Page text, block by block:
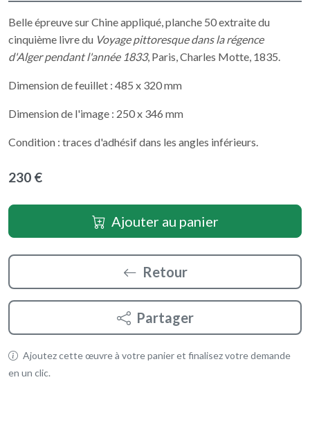
Belle épreuve sur Chine appliqué, planche 50 extraite du
cinquième livre du Voyage pittoresque dans la régence
d'Alger pendant l'année 1833, Paris, Charles Motte, 1835.
Dimension de feuillet : 485 x 320 mm
Dimension de l'image : 250 x 346 mm
Condition : traces d'adhésif dans les angles inférieurs.
230 €
Ajouter au panier
Retour
Partager
Ajoutez cette œuvre à votre panier et finalisez votre demande
en un clic.